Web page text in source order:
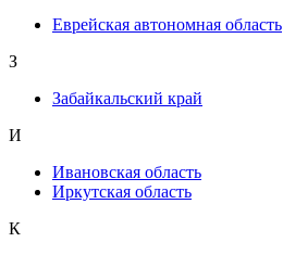
Еврейская автономная область
З
Забайкальский край
И
Ивановская область
Иркутская область
К